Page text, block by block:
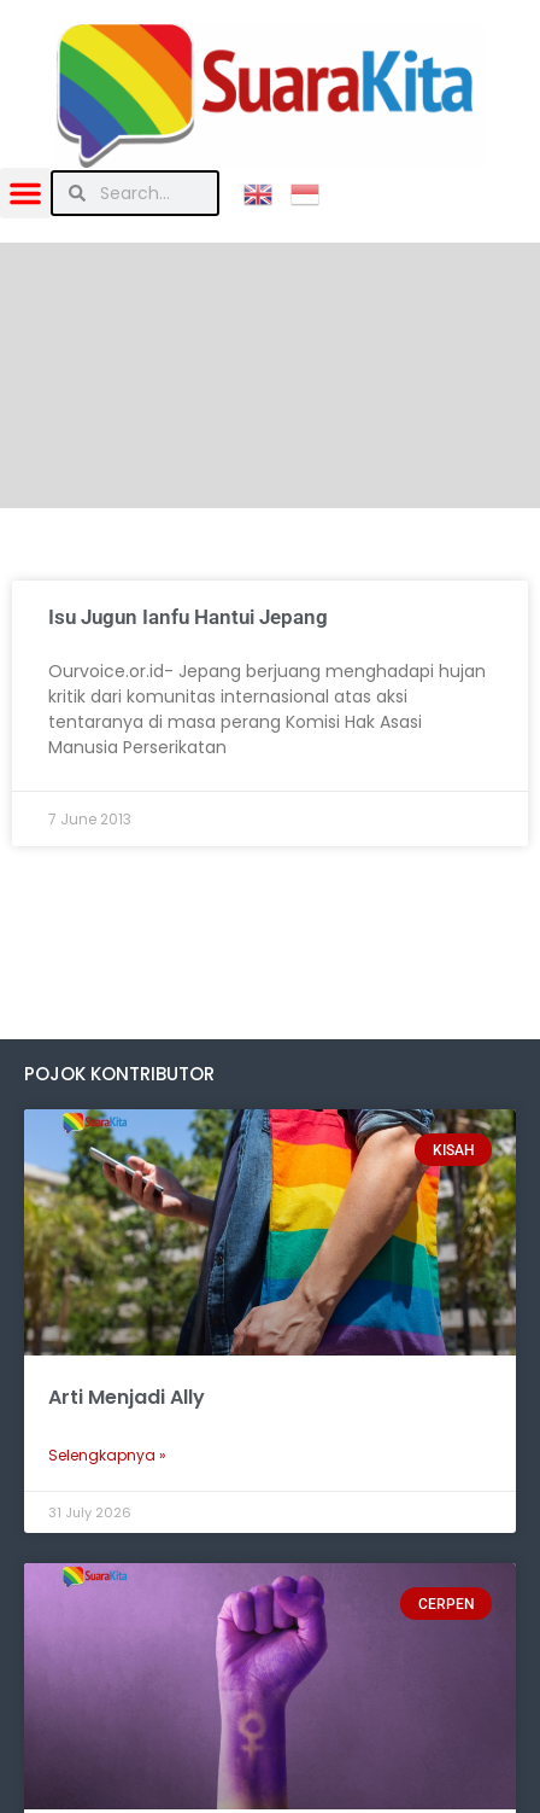
Isu Jugun Ianfu Hantui Jepang
Ourvoice.or.id- Jepang berjuang menghadapi hujan
kritik dari komunitas internasional atas aksi
tentaranya di masa perang Komisi Hak Asasi
Manusia Perserikatan
7 June 2013
POJOK KONTRIBUTOR
KISAH
Arti Menjadi Ally
Selengkapnya »
31 July 2026
CERPEN